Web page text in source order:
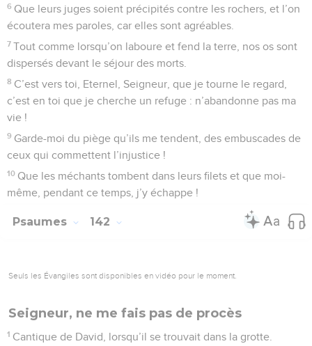
6 Que leurs juges soient précipités contre les rochers, et l’on
écoutera mes paroles, car elles sont agréables.
7 Tout comme lorsqu’on laboure et fend la terre, nos os sont
dispersés devant le séjour des morts.
8 C’est vers toi, Eternel, Seigneur, que je tourne le regard,
c’est en toi que je cherche un refuge : n’abandonne pas ma
vie !
9 Garde-moi du piège qu’ils me tendent, des embuscades de
ceux qui commettent l’injustice !
10 Que les méchants tombent dans leurs filets et que moi-
même, pendant ce temps, j’y échappe !
Psaumes 142
Seuls les Évangiles sont disponibles en vidéo pour le moment.
Seigneur, ne me fais pas de procès
1 Cantique de David, lorsqu’il se trouvait dans la grotte.